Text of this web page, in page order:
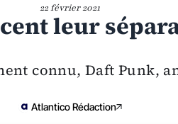
22 février 2021
leur
connu, Daft Punk,
Atlantico Rédaction